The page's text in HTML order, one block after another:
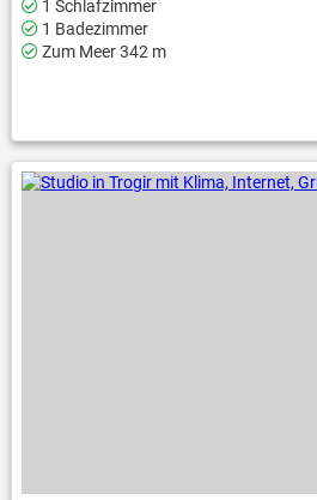
1 Schlafzimmer
1 Badezimmer
Zum Meer 342 m